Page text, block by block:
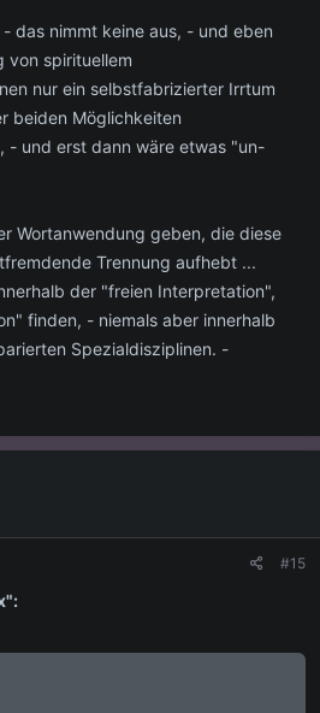
das nimmt keine aus, - und eben
von spirituellem
nur ein selbstfabrizierter Irrtum
beiden Möglichkeiten
- und erst dann wäre etwas "un-
Wortanwendung geben, die diese
Trennung aufhebt ...
der "freien Interpretation",
finden, - niemals aber innerhalb
Spezialdisziplinen. -
#15